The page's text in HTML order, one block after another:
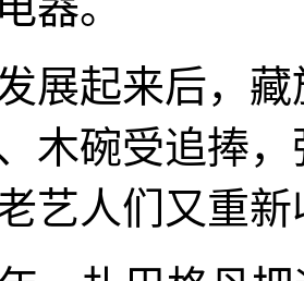
起来后，藏
木碗受追捧
人们又重新